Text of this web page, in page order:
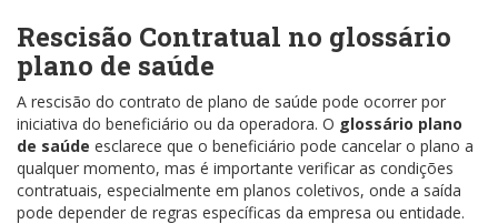
Rescisão Contratual no glossário
plano de saúde
A rescisão do contrato de plano de saúde pode ocorrer por
iniciativa do beneficiário ou da operadora. O glossário plano
de saúde esclarece que o beneficiário pode cancelar o plano a
qualquer momento, mas é importante verificar as condições
contratuais, especialmente em planos coletivos, onde a saída
pode depender de regras específicas da empresa ou entidade.